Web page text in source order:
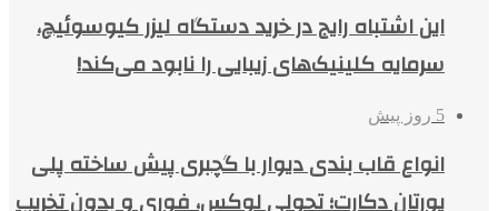
این اشتباه رایج در خرید دستگاه لیزر کیوسوئیچ،
سرمایه کلینیک‌های زیبایی را نابود می‌کند!
5 روز پیش
انواع قاب بندی دیوار با گچبری پیش ساخته پلی
یورتان دکارت؛ تحولی لوکس، فوری و بدون تخریب